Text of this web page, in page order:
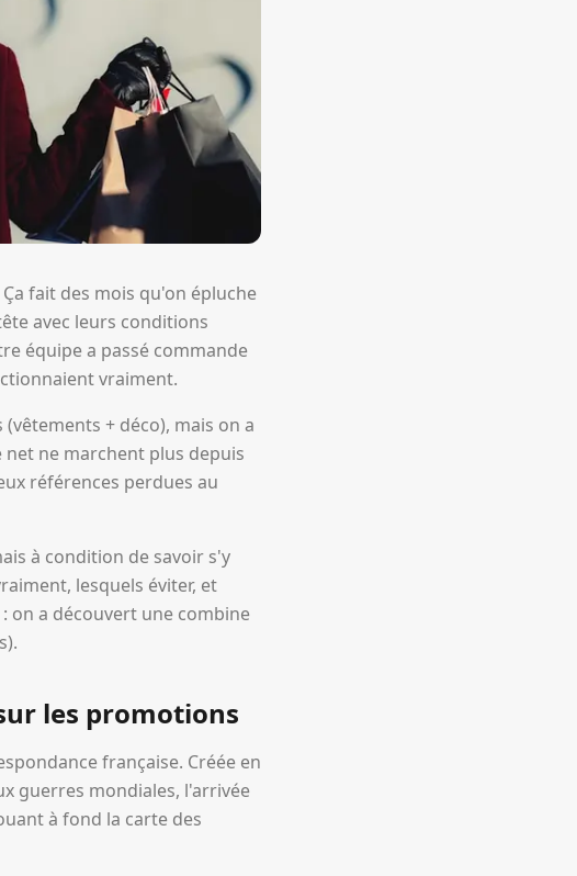
fait des mois qu'on épluche
avec leurs conditions
équipe a passé commande
vraiment.
+ déco), mais on a
ne marchent plus depuis
références perdues au
à condition de savoir s'y
lesquels éviter, et
on a découvert une combine
les promotions
française. Créée en
guerres mondiales, l'arrivée
à fond la carte des